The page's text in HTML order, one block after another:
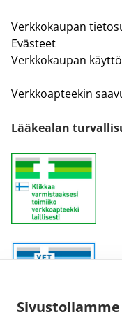
Verkkokaupan
Evästeet
Verkkokaupan
Verkkoapteekin
Lääkealan